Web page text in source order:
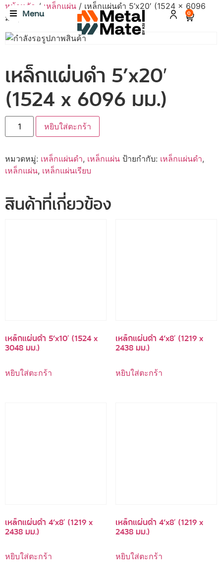
Menu 0
หน้าหลัก / เหล็กแผ่น / เหล็กแผ่นดำ 5’x20′ (1524 x 6096
มม.)
เหล็กแผ่นดำ 5’x20′
(1524 x 6096 มม.)
หยิบใส่ตะกร้า
หมวดหมู่: เหล็กแผ่นดำ, เหล็กแผ่น ป้ายกำกับ: เหล็กแผ่นดำ,
เหล็กแผ่น, เหล็กแผ่นเรียบ
สินค้าที่เกี่ยวข้อง
เหล็กแผ่นดำ 5’x10′ (1524 x
3048 มม.)
หยิบใส่ตะกร้า
เหล็กแผ่นดำ 4’x8′ (1219 x
2438 มม.)
หยิบใส่ตะกร้า
เหล็กแผ่นดำ 4’x8′ (1219 x
2438 มม.)
หยิบใส่ตะกร้า
เหล็กแผ่นดำ 4’x8′ (1219 x
2438 มม.)
หยิบใส่ตะกร้า